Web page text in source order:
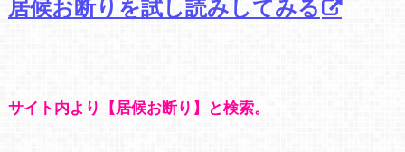
居候お断りを試し読みしてみる
サイト内より【居候お断り】と検索。